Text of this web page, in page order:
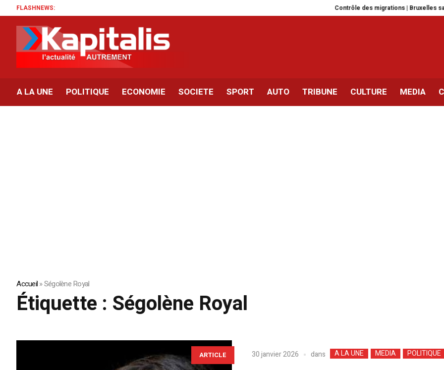
FLASHNEWS: Contrôle des migrations | Bruxelles
A LA UNE POLITIQUE ECONOMIE SOCIETE SPORT AUTO TRIBUNE CULTURE MEDIA
Accueil»Ségolène Royal
Étiquette : Ségolène Royal
ARTICLE 30 janvier 2026 dans A LA UNE MEDIA POLITIQUE